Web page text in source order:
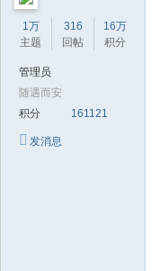
1万
主题
316
回帖
16万
积分
管理员
随遇而安
积分
161121
发消息